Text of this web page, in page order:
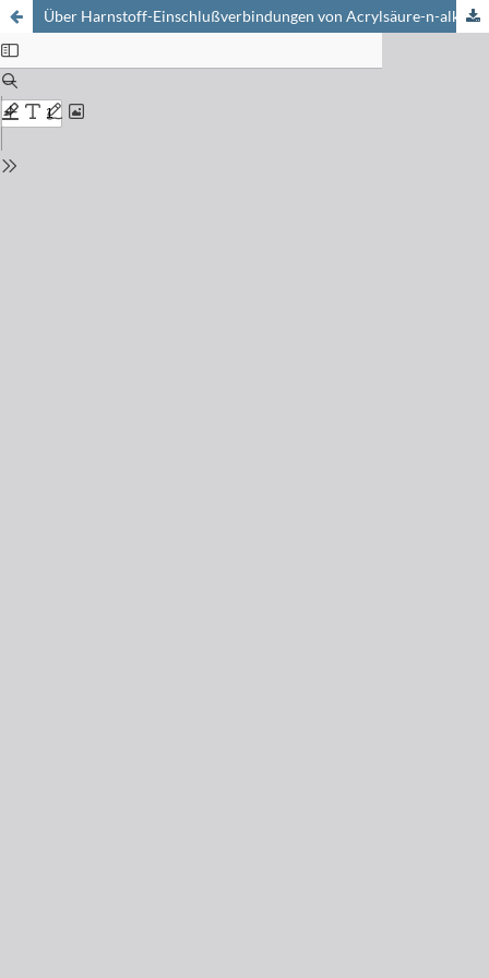
Über Harnstoff-Einschlußverbindungen von Acrylsäure-n-alkylestern